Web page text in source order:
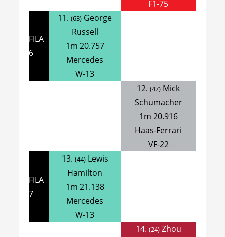
F1-75
FILA
6
11.(63) George
Russell
1m 20.757
Mercedes
W-13
12.(47) Mick
Schumacher
1m 20.916
Haas-Ferrari
VF-22
FILA
7
13. (44)Lewis
Hamilton
1m 21.138
Mercedes
W-13
14. (24)Zhou